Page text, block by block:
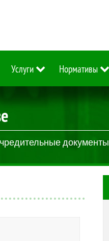
Услуги Нормативы
документы